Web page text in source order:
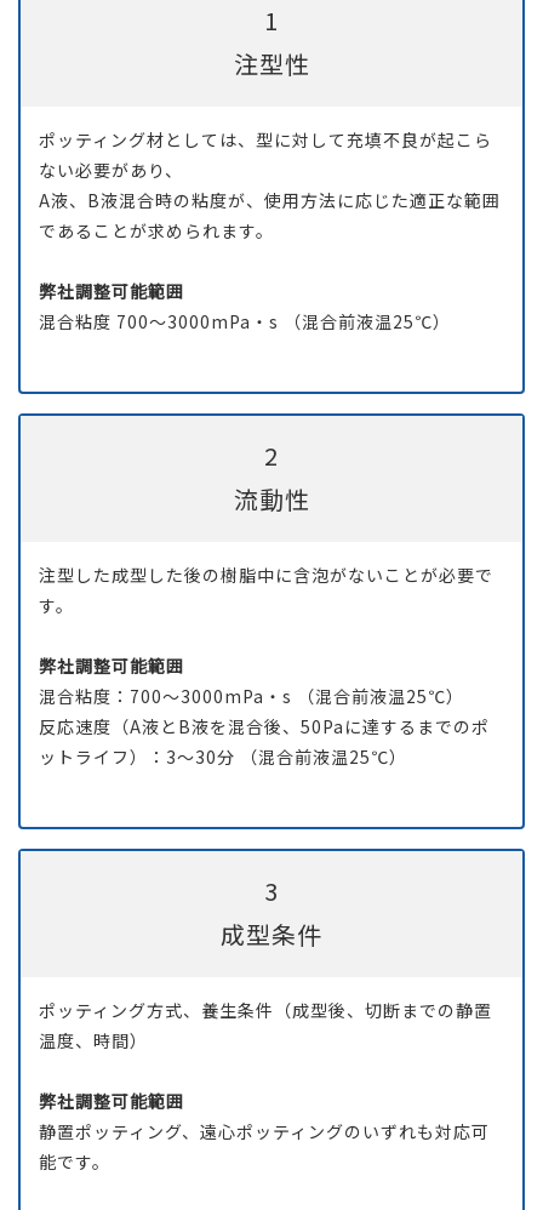
1
注型性
ポッティング材としては、型に対して充填不良が起こら
ない必要があり、
A液、B液混合時の粘度が、使用方法に応じた適正な範囲
であることが求められます。
弊社調整可能範囲
混合粘度 700～3000mPa・s （混合前液温25℃）
2
流動性
注型した成型した後の樹脂中に含泡がないことが必要で
す。
弊社調整可能範囲
混合粘度：700～3000mPa・s （混合前液温25℃）
反応速度（A液とB液を混合後、50Paに達するまでのポ
ットライフ）：3～30分 （混合前液温25℃）
3
成型条件
ポッティング方式、養生条件（成型後、切断までの静置
温度、時間）
弊社調整可能範囲
静置ポッティング、遠心ポッティングのいずれも対応可
能です。